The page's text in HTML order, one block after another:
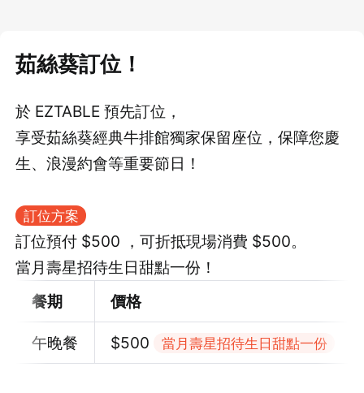
茹絲葵訂位！
於 EZTABLE 預先訂位，
享受茹絲葵經典牛排館獨家保留座位，保障您慶
生、浪漫約會等重要節日！
訂位方案
訂位預付 $500 ，可折抵現場消費 $500。
當月壽星招待生日甜點一份！
餐期
價格
午晚餐 $500 當月壽星招待生日甜點一份